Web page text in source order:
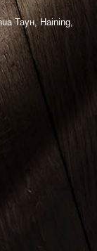
Таун, Haining,